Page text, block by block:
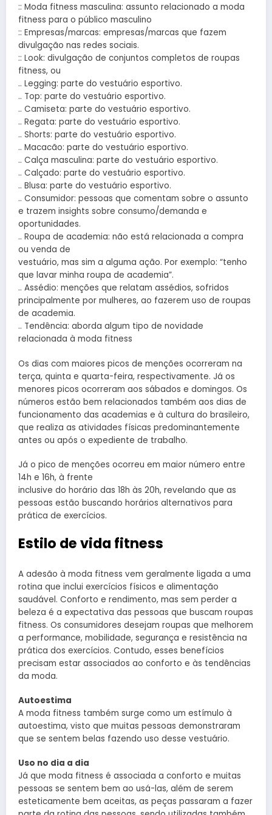
:: Moda fitness masculina: assunto relacionado a moda
fitness para o público masculino
:: Empresas/marcas: empresas/marcas que fazem
divulgação nas redes sociais.
:: Look: divulgação de conjuntos completos de roupas
fitness, ou
.. Legging: parte do vestuário esportivo.
.. Top: parte do vestuário esportivo.
.. Camiseta: parte do vestuário esportivo.
.. Regata: parte do vestuário esportivo.
.. Shorts: parte do vestuário esportivo.
.. Macacão: parte do vestuário esportivo.
.. Calça masculina: parte do vestuário esportivo.
.. Calçado: parte do vestuário esportivo.
.. Blusa: parte do vestuário esportivo.
.. Consumidor: pessoas que comentam sobre o assunto
e trazem insights sobre consumo/demanda e
oportunidades.
.. Roupa de academia: não está relacionada a compra
ou venda de
vestuário, mas sim a alguma ação. Por exemplo: “tenho
que lavar minha roupa de academia”.
.. Assédio: menções que relatam assédios, sofridos
principalmente por mulheres, ao fazerem uso de roupas
de academia.
.. Tendência: aborda algum tipo de novidade
relacionada à moda fitness
Os dias com maiores picos de menções ocorreram na
terça, quinta e quarta-feira, respectivamente. Já os
menores picos ocorreram aos sábados e domingos. Os
números estão bem relacionados também aos dias de
funcionamento das academias e à cultura do brasileiro,
que realiza as atividades físicas predominantemente
antes ou após o expediente de trabalho.
Já o pico de menções ocorreu em maior número entre
14h e 16h, à frente
inclusive do horário das 18h às 20h, revelando que as
pessoas estão buscando horários alternativos para
prática de exercícios.
Estilo de vida fitness
A adesão à moda fitness vem geralmente ligada a uma
rotina que inclui exercícios físicos e alimentação
saudável. Conforto e rendimento, mas sem perder a
beleza é a expectativa das pessoas que buscam roupas
fitness. Os consumidores desejam roupas que melhorem
a performance, mobilidade, segurança e resistência na
prática dos exercícios. Contudo, esses benefícios
precisam estar associados ao conforto e às tendências
da moda.
Autoestima
A moda fitness também surge como um estímulo à
autoestima, visto que muitas pessoas demonstraram
que se sentem belas fazendo uso desse vestuário.
Uso no dia a dia
Já que moda fitness é associada a conforto e muitas
pessoas se sentem bem ao usá-las, além de serem
esteticamente bem aceitas, as peças passaram a fazer